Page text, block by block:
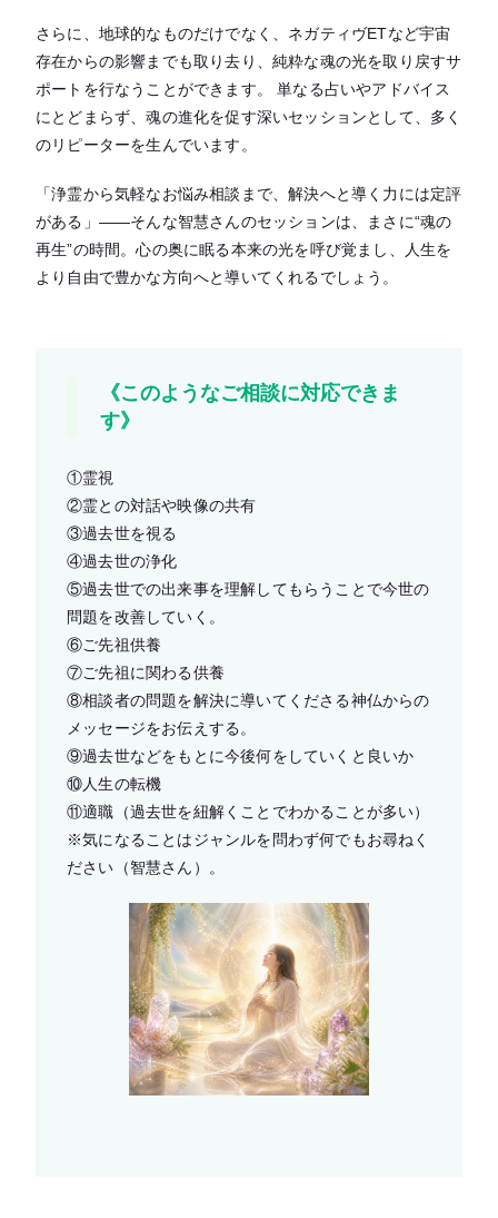
さらに、地球的なものだけでなく、ネガティヴETなど宇宙
存在からの影響までも取り去り、純粋な魂の光を取り戻すサ
ポートを行なうことができます。 単なる占いやアドバイス
にとどまらず、魂の進化を促す深いセッションとして、多く
のリピーターを生んでいます。
「浄霊から気軽なお悩み相談まで、解決へと導く力には定評
がある」——そんな智慧さんのセッションは、まさに“魂の
再生”の時間。心の奥に眠る本来の光を呼び覚まし、人生を
より自由で豊かな方向へと導いてくれるでしょう。
《このようなご相談に対応できま
す》
①霊視
②霊との対話や映像の共有
③過去世を視る
④過去世の浄化
⑤過去世での出来事を理解してもらうことで今世の
問題を改善していく。
⑥ご先祖供養
⑦ご先祖に関わる供養
⑧相談者の問題を解決に導いてくださる神仏からの
メッセージをお伝えする。
⑨過去世などをもとに今後何をしていくと良いか
⑩人生の転機
⑪適職（過去世を紐解くことでわかることが多い）
※気になることはジャンルを問わず何でもお尋ねく
ださい（智慧さん）。